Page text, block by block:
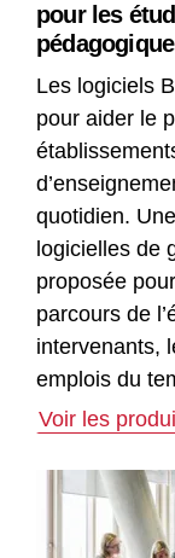
pour les
Les logiciels
pour aider le
quotidien.
logicielles de
proposée
parcours de
intervenants,
emplois du
Voir les